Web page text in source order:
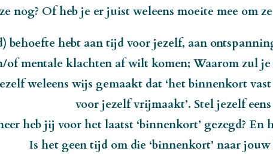
nog? Of heb je er juist weleens moeite mee om
behoefte hebt aan tijd voor jezelf, aan
of mentale klachten af wilt komen; Waarom zul
weleens wijs gemaakt dat ‘het binnenkort
voor jezelf vrijmaakt’. Stel jezelf
heb jij voor het laatst ‘binnenkort’ gezegd? En
Is het geen tijd om die ‘binnenkort’ naar jouw